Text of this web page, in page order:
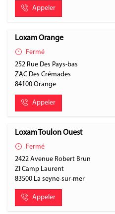
Appeler
Loxam Orange
Fermé
252 Rue Des Pays-bas
ZAC Des Crémades
84100 Orange
Appeler
Loxam Toulon Ouest
Fermé
2422 Avenue Robert Brun
ZI Camp Laurent
83500 La seyne-sur-mer
Appeler